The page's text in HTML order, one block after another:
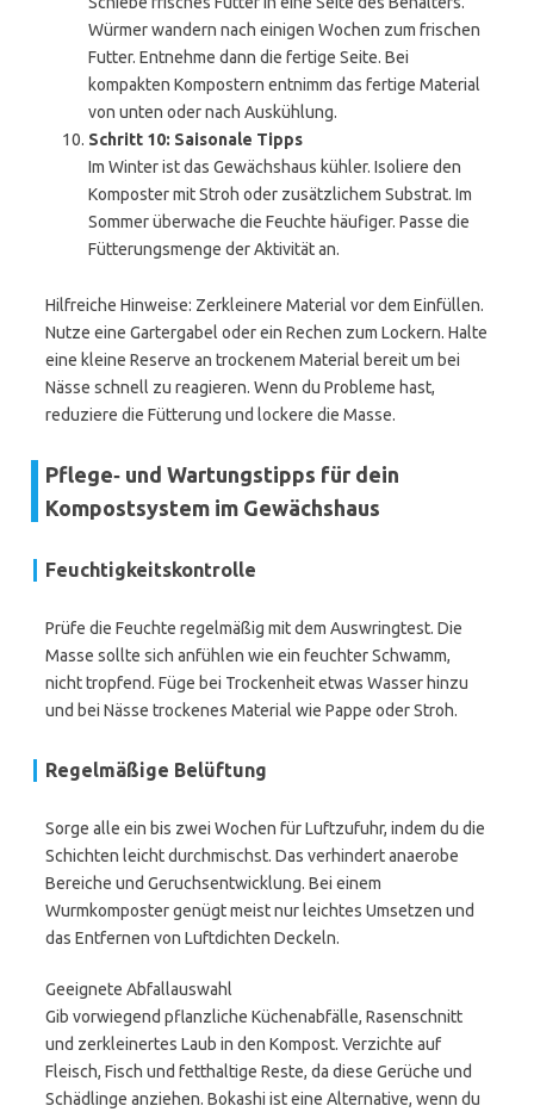
Würmer wandern nach einigen Wochen zum frischen
Futter. Entnehme dann die fertige Seite. Bei
kompakten Kompostern entnimm das fertige Material
von unten oder nach Auskühlung.
Schritt 10: Saisonale Tipps
Im Winter ist das Gewächshaus kühler. Isoliere den
Komposter mit Stroh oder zusätzlichem Substrat. Im
Sommer überwache die Feuchte häufiger. Passe die
Fütterungsmenge der Aktivität an.
Hilfreiche Hinweise: Zerkleinere Material vor dem Einfüllen.
Nutze eine Gartergabel oder ein Rechen zum Lockern. Halte
eine kleine Reserve an trockenem Material bereit um bei
Nässe schnell zu reagieren. Wenn du Probleme hast,
reduziere die Fütterung und lockere die Masse.
Pflege‑ und Wartungstipps für dein
Kompostsystem im Gewächshaus
Feuchtigkeitskontrolle
Prüfe die Feuchte regelmäßig mit dem Auswringtest. Die
Masse sollte sich anfühlen wie ein feuchter Schwamm,
nicht tropfend. Füge bei Trockenheit etwas Wasser hinzu
und bei Nässe trockenes Material wie Pappe oder Stroh.
Regelmäßige Belüftung
Sorge alle ein bis zwei Wochen für Luftzufuhr, indem du die
Schichten leicht durchmischst. Das verhindert anaerobe
Bereiche und Geruchsentwicklung. Bei einem
Wurmkomposter genügt meist nur leichtes Umsetzen und
das Entfernen von Luftdichten Deckeln.
Geeignete Abfallauswahl
Gib vorwiegend pflanzliche Küchenabfälle, Rasenschnitt
und zerkleinertes Laub in den Kompost. Verzichte auf
Fleisch, Fisch und fetthaltige Reste, da diese Gerüche und
Schädlinge anziehen. Bokashi ist eine Alternative, wenn du